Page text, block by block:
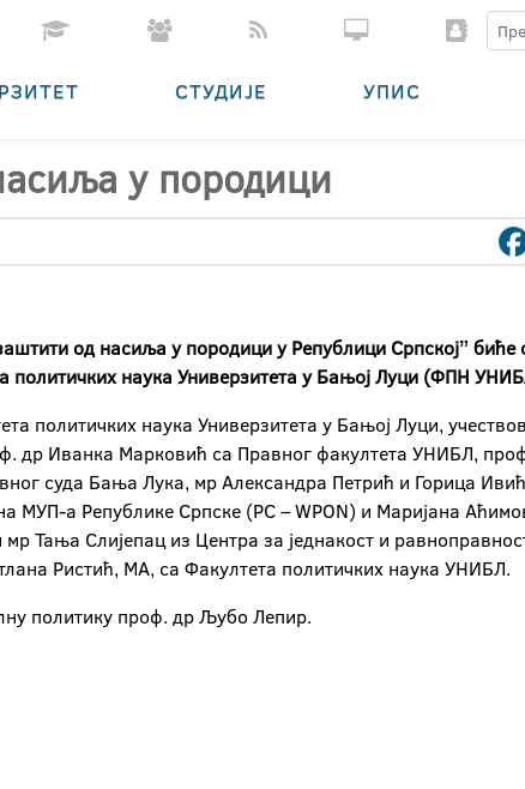
СТУДИЈЕ УПИС
у породици
од насиља у породици у Републици Српскојˮ
политичких наука Универзитета у Бањој Луци (ФПН
политичких наука Универзитета у Бањој Луци,
др Иванка Марковић са Правног факултета УНИБЛ,
суда Бања Лука, мр Александра Петрић и Горица
а Републике Српске (РС – WPON) и Маријана
Тања Слијепац из Центра за једнакост и
Ристић, МА, са Факултета политичких наука УНИБЛ.
политику проф. др Љубо Лепир.